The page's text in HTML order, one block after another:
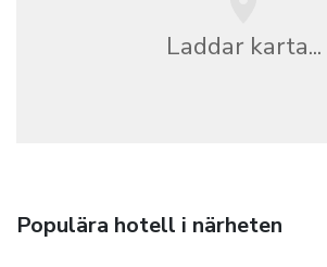
Laddar karta...
Populära hotell i närheten